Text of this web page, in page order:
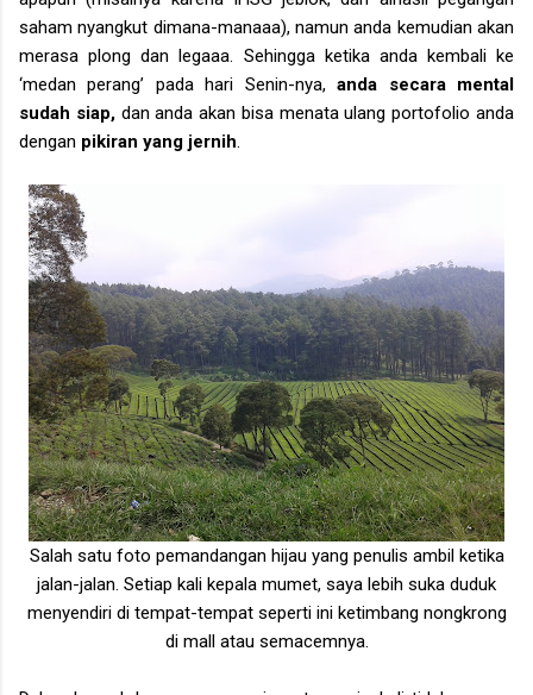
saham nyangkut dimana-manaaa), namun anda kemudian akan
merasa plong dan legaaa. Sehingga ketika anda kembali ke
‘medan perang’ pada hari Senin-nya,anda secara mental
sudah siap, dan anda akan bisa menata ulang portofolio anda
dengan pikiran yang jernih
Salah satu foto pemandangan hijau yang penulis ambil ketika
jalan-jalan. Setiap kali kepala mumet, saya lebih suka duduk
menyendiri di tempat-tempat seperti ini ketimbang nongkrong
di mall atau semacemnya.